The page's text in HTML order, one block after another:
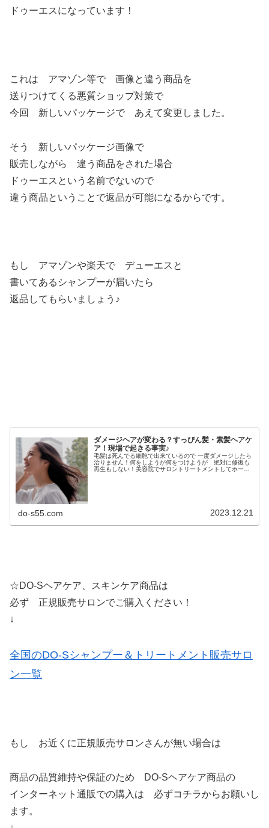
ドゥーエスになっています！
これは アマゾン等で 画像と違う商品を
送りつけてくる悪質ショップ対策で
今回 新しいパッケージで あえて変更しました。
そう 新しいパッケージ画像で
販売しながら 違う商品をされた場合
ドゥーエスという名前でないので
違う商品ということで返品が可能になるからです。
もし アマゾンや楽天で デューエスと
書いてあるシャンプーが届いたら
返品してもらいましょう♪
ダメージヘアが変わる？すっぴん髪・素髪ヘアケ
ア！現場で起きる事実♪
毛髪は死んでる細胞で出来ているので 一度ダメージしたら
治りません！何をしようが何をつけようが 絶対に修復も
再生もしない！美容院でサロントリートメントしてホーム
do-s55.com 2023.12.21
☆DO-Sヘアケア、スキンケア商品は
必ず 正規販売サロンでご購入ください！
↓
全国のDO-Sシャンプー＆トリートメント販売サロ
ン一覧
もし お近くに正規販売サロンさんが無い場合は
商品の品質維持や保証のため DO-Sヘアケア商品の
インターネット通販での購入は 必ずコチラからお願いし
ます。